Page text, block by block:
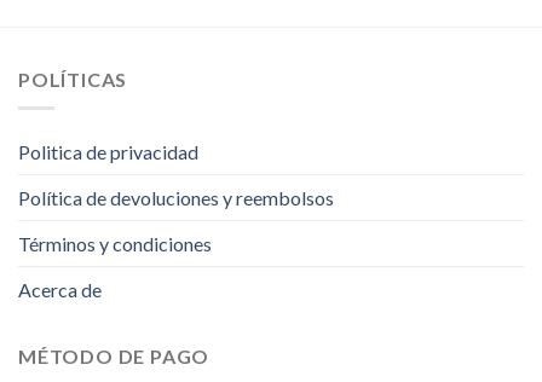
POLÍTICAS
Politica de privacidad
Política de devoluciones y reembolsos
Términos y condiciones
Acerca de
MÉTODO DE PAGO